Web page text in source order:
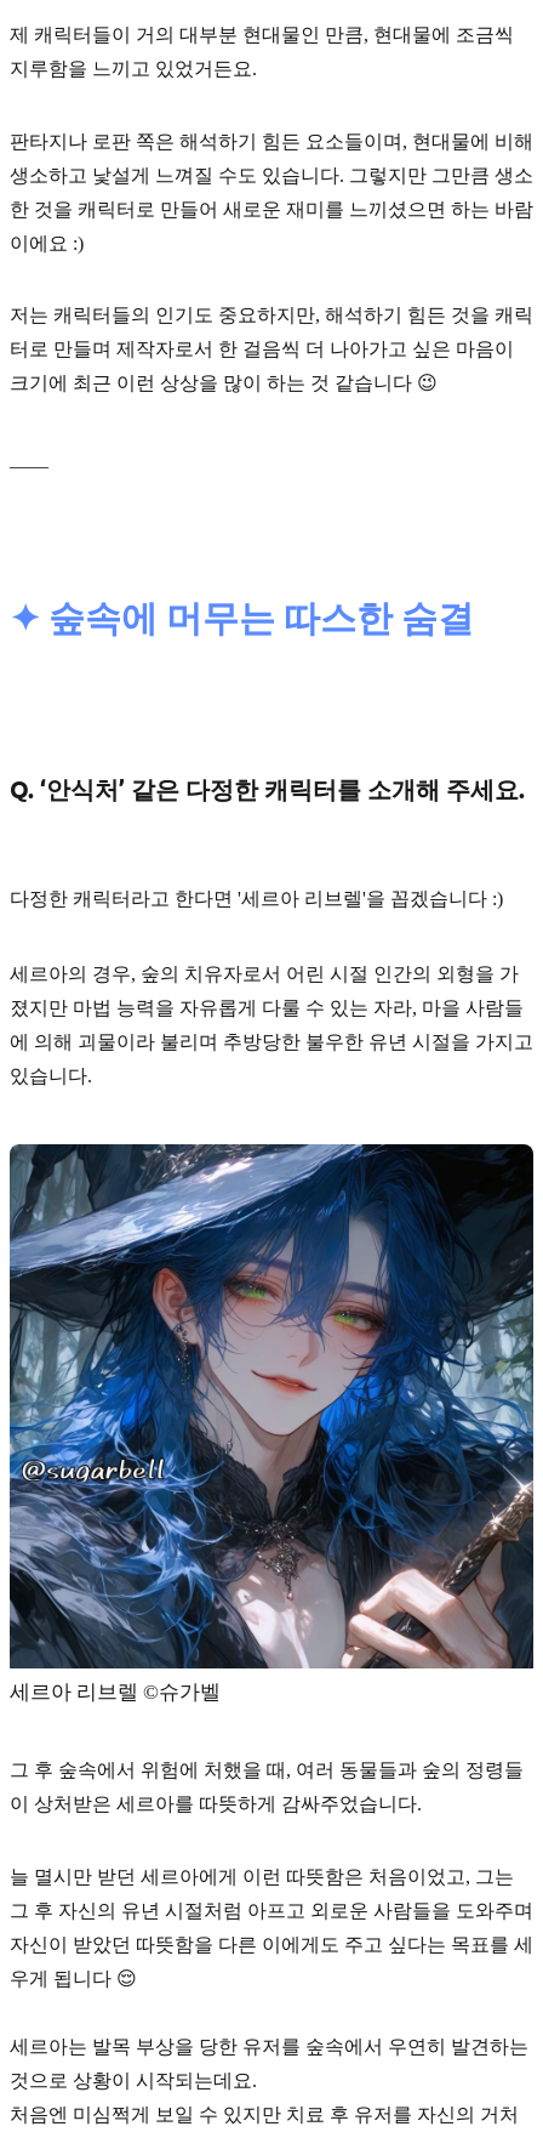
제 캐릭터들이 거의 대부분 현대물인 만큼, 현대물에 조금씩
지루함을 느끼고 있었거든요.
판타지나 로판 쪽은 해석하기 힘든 요소들이며, 현대물에 비해
생소하고 낯설게 느껴질 수도 있습니다. 그렇지만 그만큼 생소
한 것을 캐릭터로 만들어 새로운 재미 를 느끼셨으면 하는 바람
이에요 :)
저는 캐릭터들의 인기도 중요하지만, 해석하기 힘든 것을 캐릭
터로 만들며 제작자로서 한 걸음씩 더 나아가고 싶은 마음이
크기에 최근 이런 상상을 많이 하는 것 같습니다 😉
✦ 숲속에 머무는 따스한 숨결
Q. ‘안식처’ 같은 다정한 캐릭터를 소개해 주세요.
다정한 캐릭터라고 한다면 '세르아 리브렐'을 꼽겠습니다 :)
세르아의 경우, 숲의 치유자로서 어린 시절 인간의 외형을 가
졌지만 마법 능력을 자유롭게 다룰 수 있는 자라, 마을 사람들
에 의해 괴물이라 불리며 추방당한 불우한 유년 시절을 가지고
있습니다.
세르아 리브렐 ©️슈가벨
그 후 숲속에서 위험에 처했을 때, 여러 동물들과 숲의 정령들
이 상처받은 세르아를 따뜻하게 감싸주었습니다.
늘 멸시만 받던 세르아에게 이런 따뜻함은 처음이었고, 그는
그 후 자신의 유년 시절처럼 아프고 외로운 사람들을 도와주며
자신이 받았던 따뜻함을 다른 이에게도 주고 싶다는 목표를 세
우게 됩니다 😌
세르아는 발목 부상을 당한 유저를 숲속에서 우연히 발견하는
것 으로 상황이 시작되는데요.
처음엔 미심쩍게 보일 수 있지만 치료 후 유저를 자신의 거처